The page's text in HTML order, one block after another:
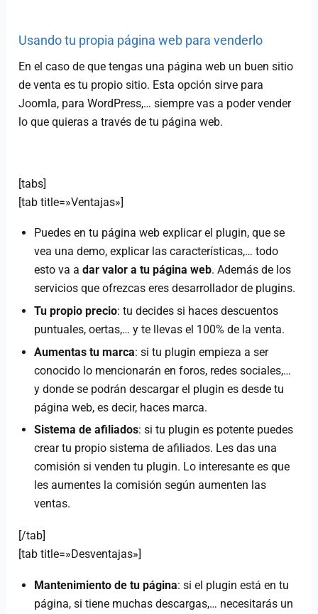
Usando tu propia página web para venderlo
En el caso de que tengas una página web un buen sitio
de venta es tu propio sitio. Esta opción sirve para
Joomla, para WordPress,… siempre vas a poder vender
lo que quieras a través de tu página web.
[tabs]
[tab title=»Ventajas»]
Puedes en tu página web explicar el plugin, que se
vea una demo, explicar las características,… todo
esto va adar valor a tu página web. Además de los
servicios que ofrezcas eres desarrollador de plugins.
Tu propio precio: tu decides si haces descuentos
puntuales, oertas,… y te llevas el 100% de la venta.
Aumentas tu marca: si tu plugin empieza a ser
conocido lo mencionarán en foros, redes sociales,…
y donde se podrán descargar el plugin es desde tu
página web, es decir, haces marca.
Sistema de afiliados: si tu plugin es potente puedes
crear tu propio sistema de afiliados. Les das una
comisión si venden tu plugin. Lo interesante es que
les aumentes la comisión según aumenten las
ventas.
[/tab]
[tab title=»Desventajas»]
Mantenimiento de tu página: si el plugin está en tu
página, si tiene muchas descargas,… necesitarás un